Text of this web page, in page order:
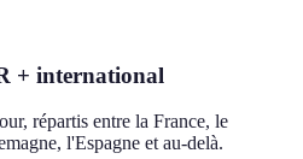
+ international
répartis entre la France, le
l'Espagne et au-delà.